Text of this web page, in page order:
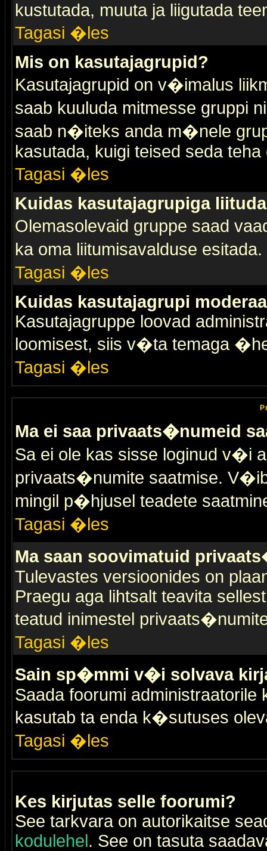
kustutada, muuta ja liigutada
Tagasi �les
Mis on kasutajagrupid?
Kasutajagrupid on v�imalus
saab kuuluda mitmesse gruppi
saab n�iteks anda m�nele
kasutada, kuigi teised seda teha
Tagasi �les
Kuidas kasutajagrupiga
Olemasolevaid gruppe saad
ka oma liitumisavalduse
Tagasi �les
Kuidas kasutajagrupi
Kasutajagruppe loovad
loomisest, siis v�ta temaga
Tagasi �les
Ma ei saa privaats�numeid
Sa ei ole kas sisse loginud v�i
privaats�numite saatmise.
mingil p�hjusel teadete
Tagasi �les
Ma saan soovimatuid
Tulevastes versioonides on
Praegu aga lihtsalt teavita
teatud inimestel
Tagasi �les
Sain sp�mmi v�i solvava
Saada foorumi
kasutab ta enda k�sutuses
Tagasi �les
Kes kirjutas selle foorumi?
See tarkvara on autorikaitse
kodulehel. See on tasuta